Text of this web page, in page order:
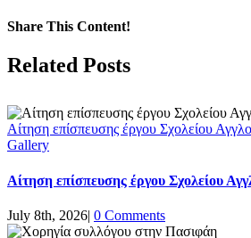
Share This Content!
Facebook
Twitter
LinkedIn
Tumblr
Pinterest
Email
Related Posts
Αίτηση επίσπευσης έργου Σχολείου
Gallery
Αίτηση επίσπευσης έργου Σχολείου
July 8th, 2026| 0 Comments